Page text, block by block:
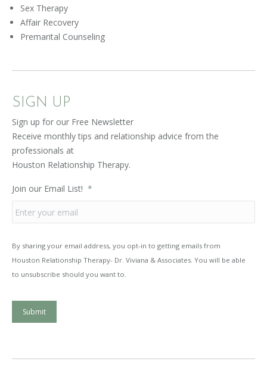
Sex Therapy
Affair Recovery
Premarital Counseling
SIGN UP
Sign up for our Free Newsletter
Receive monthly tips and relationship advice from the
professionals at
Houston Relationship Therapy.
Join our Email List! *
By sharing your email address, you opt-in to getting emails from
Houston Relationship Therapy- Dr. Viviana & Associates. You will be able
to unsubscribe should you want to.
Submit